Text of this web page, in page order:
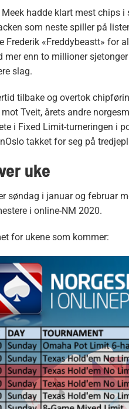
hadde klart mest chips
som neste spiller på
Frederik «Freddybeastt» for
mer enn to millioner
slag.
tilbake og overtok
Tveit, årets andre
i Fixed Limit-turneringen i
takket for seg på
uke
søndag i januar og februar
i online-NM 2020.
for ukene som kommer: